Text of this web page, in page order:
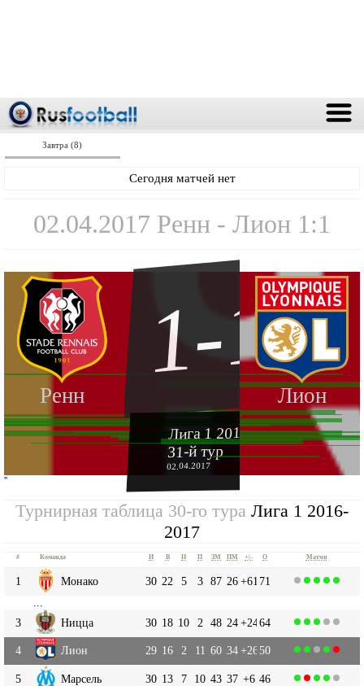
Завтра (8)
Сегодня матчей нет
02.04.2017 Ренн - Лион 1:1
Ренн Лион
1-1
Лига 1 2016-2017
31-й тур
02.04.2017
''
Турнирная таблица 30-го тура Лига 1 2016-
2017
# Команда И В Н П ЗМ ПМ +|- О Матчи
1 Монако 30 22 5 3 87 26+61 71
3
Ницца 30 18 10 2 48 24+2464
4 Лион 29 16 2 11 60 34+26 50
5 Марсель 30 13 7 10 43 37 +6 46